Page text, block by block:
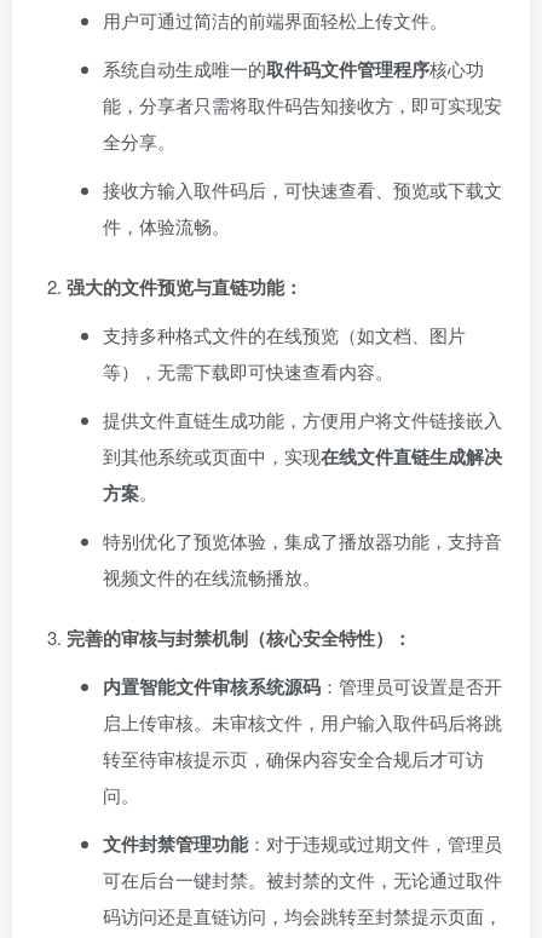
用户可通过简洁的前端界面轻松上传文件。
系统自动生成唯一的取件码文件管理程序核心功
能，分享者只需将取件码告知接收方，即可实现安
全分享。
接收方输入取件码后，可快速查看、预览或下载文
件，体验流畅。
强大的文件预览与直链功能：​
支持多种格式文件的在线预览（如文档、图片
等），无需下载即可快速查看内容。
提供文件直链生成功能，方便用户将文件链接嵌入
到其他系统或页面中，实现在线文件直链生成解决
方案。
特别优化了预览体验，集成了播放器功能，支持音
视频文件的在线流畅播放。
完善的审核与封禁机制（核心安全特性）：​
内置智能文件审核系统源码 ：管理员可设置是否开
启上传审核。未审核文件，用户输入取件码后将跳
转至待审核提示页，确保内容安全合规后才可访
问。
文件封禁管理功能：对于违规或过期文件，管理员
可在后台一键封禁。被封禁的文件，无论通过取件
码访问还是直链访问，均会跳转至封禁提示页面，